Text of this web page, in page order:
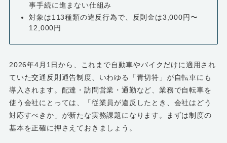
事手続に進まない仕組み
対象は113種類の違反行為で、反則金は3,000円〜
12,000円
2026年4月1日から、これまで自動車やバイクだけに適用され
ていた交通反則通告制度、いわゆる「青切符」が自転車にも
導入されます。配達・訪問営業・通勤など、業務で自転車を
使う会社にとっては、「従業員が違反したとき、会社はどう
対応すべきか」が新たな実務課題になります。まずは制度の
基本を正確に押さえておきましょう。